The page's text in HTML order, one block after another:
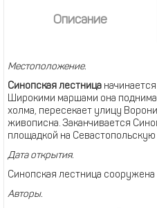
Описание
Местоположение.
Синопская лестница
Широкими маршами она
холма, пересекает улицу
живописна. Заканчивается
площадкой на
Дата открытия.
Синопская лестница
Авторы.